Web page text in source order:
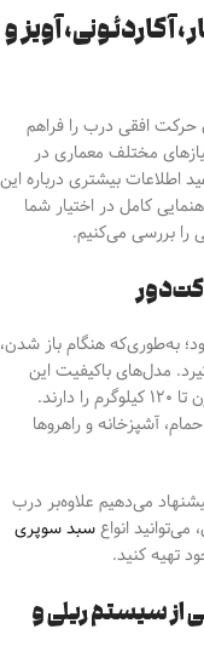
آکاردئونی، آویز و
حرکت افقی درب را فراهم
مختلف معماری در
اطلاعات بیشتری درباره این
کامل در اختیار شما
را بررسی می‌کنیم.
به‌طوری‌که هنگام باز شدن،
مدل‌های باکیفیت این
مکانیزم مانند مدل‌های برند ملونی، توانایی تحمل وزن تا ۱۲۰ کیلوگرم را دارند.
آشپزخانه و راهروها
می‌دهیم علاوه‌بر درب
انواعسبد سوپری
تهیه کنید.
از سیستم ریلی و